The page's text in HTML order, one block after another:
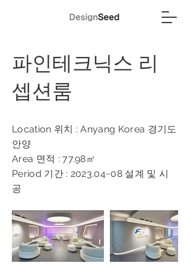
파인테크닉스 리
셉션룸
Location 위치 : Anyang Korea 경기도
안양
Area 면적 : 77.98㎡
Period 기간 : 2023.04~08 설계 및 시
공